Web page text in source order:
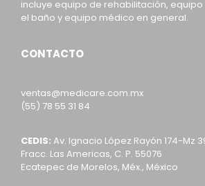
incluye equipo de rehabilitación,
el baño y equipo médico en general.
CONTACTO
ventas@medicare.com.mx
(55) 78 55 31 84
CEDIS: Av. Ignacio López Rayón 174-Mz
Fracc. Las Americas, C. P. 55076
Ecatepec de Morelos, Méx., México